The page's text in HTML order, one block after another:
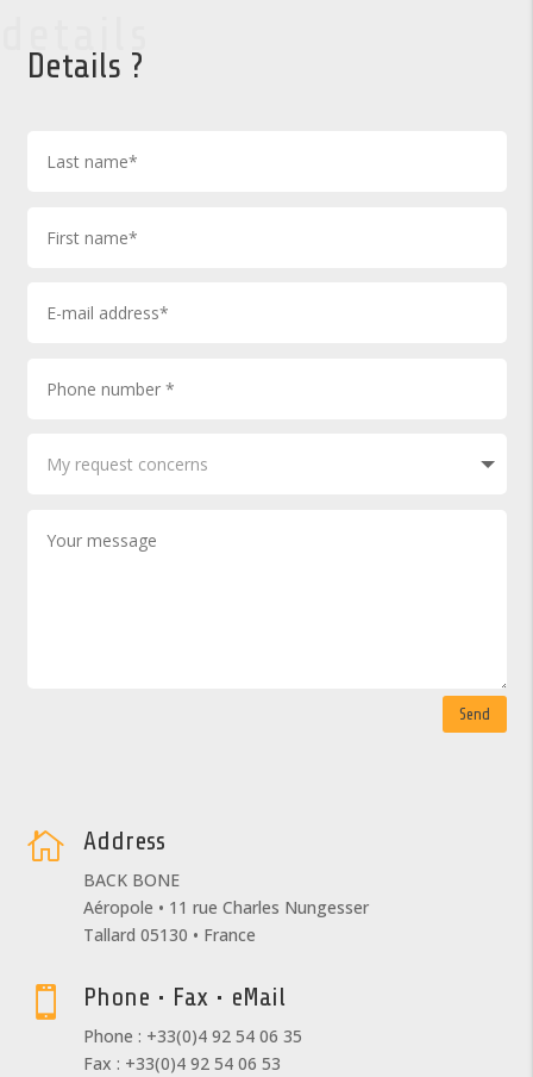
Details ?
Send
 Address
BACK BONE
Aéropole • 11 rue Charles Nungesser
Tallard 05130 • France
 Phone • Fax • eMail
Phone : +33(0)4 92 54 06 35
Fax : +33(0)4 92 54 06 53